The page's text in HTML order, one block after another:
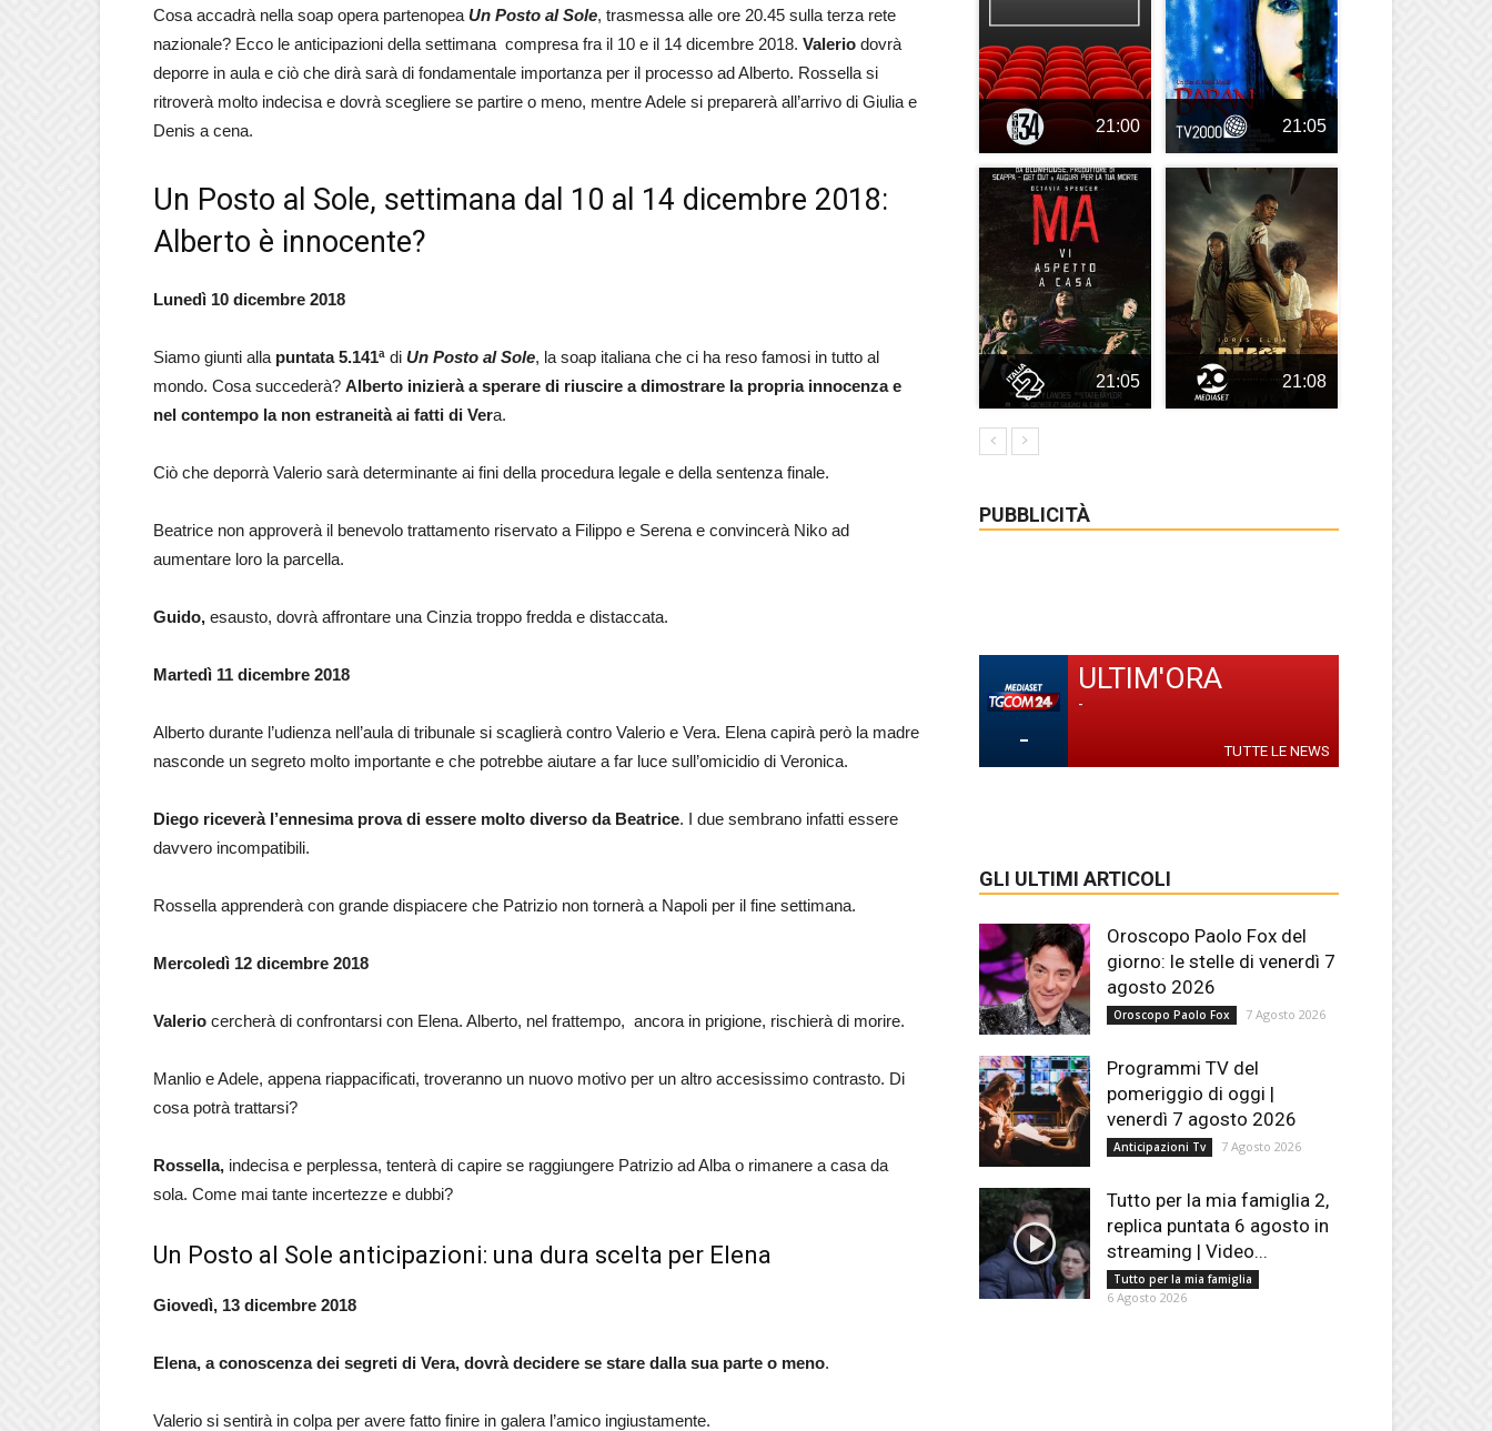
Cosa accadrà nella soap opera partenopea Un Posto al Sole, trasmessa alle ore 20.45 sulla terza rete
nazionale? Ecco le anticipazioni della settimana compresa fra il 10 e il 14 dicembre 2018. Valerio dovrà
deporre in aula e ciò che dirà sarà di fondamentale importanza per il processo ad Alberto. Rossella si
ritroverà molto indecisa e dovrà scegliere se partire o meno, mentre Adele si preparerà all’arrivo di Giulia e
Denis a cena.
Un Posto al Sole, settimana dal 10 al 14 dicembre 2018:
Alberto è innocente?
Lunedì 10 dicembre 2018
Siamo giunti alla puntata 5.141ª di Un Posto al Sole, la soap italiana che ci ha reso famosi in tutto al
mondo. Cosa succederà? Alberto inizierà a sperare di riuscire a dimostrare la propria innocenza e
nel contempo la non estraneità ai fatti di Vera.
Ciò che deporrà Valerio sarà determinante ai fini della procedura legale e della sentenza finale.
Beatrice non approverà il benevolo trattamento riservato a Filippo e Serena e convincerà Niko ad
aumentare loro la parcella.
Guido, esausto, dovrà affrontare una Cinzia troppo fredda e distaccata.
Martedì 11 dicembre 2018
Alberto durante l’udienza nell’aula di tribunale si scaglierà contro Valerio e Vera. Elena capirà però la madre
nasconde un segreto molto importante e che potrebbe aiutare a far luce sull’omicidio di Veronica.
Diego riceverà l’ennesima prova di essere molto diverso da Beatrice. I due sembrano infatti essere
davvero incompatibili.
Rossella apprenderà con grande dispiacere che Patrizio non tornerà a Napoli per il fine settimana.
Mercoledì 12 dicembre 2018
Valerio cercherà di confrontarsi con Elena. Alberto, nel frattempo, ancora in prigione, rischierà di morire.
Manlio e Adele, appena riappacificati, troveranno un nuovo motivo per un altro accesissimo contrasto. Di
cosa potrà trattarsi?
Rossella, indecisa e perplessa, tenterà di capire se raggiungere Patrizio ad Alba o rimanere a casa da
sola. Come mai tante incertezze e dubbi?
Un Posto al Sole anticipazioni: una dura scelta per Elena
Giovedì, 13 dicembre 2018
Elena, a conoscenza dei segreti di Vera, dovrà decidere se stare dalla sua parte o meno.
Valerio si sentirà in colpa per avere fatto finire in galera l’amico ingiustamente.
21:00 21:05
21:05 21:08
PUBBLICITÀ
-
ULTIM'ORA
-
TUTTE LE NEWS
GLI ULTIMI ARTICOLI
Oroscopo Paolo Fox del
giorno: le stelle di venerdì 7
agosto 2026
Oroscopo Paolo Fox 7 Agosto 2026
Programmi TV del
pomeriggio di oggi |
venerdì 7 agosto 2026
Anticipazioni Tv 7 Agosto 2026
Tutto per la mia famiglia 2,
replica puntata 6 agosto in
streaming | Video...
Tutto per la mia famiglia
6 Agosto 2026